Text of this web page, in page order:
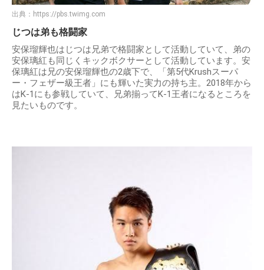
出典： https://pbs.twimg.com
じつは弟も格闘家
安保瑠輝也はじつは兄弟で格闘家として活動していて、弟の
安保璃紅も同じくキックボクサーとして活動しています。安
保璃紅は兄の安保瑠輝也の2歳下で、「第5代Krushスーパ
ー・フェザー級王者」にも輝いた実力の持ち主。2018年から
はK-1にも参戦していて、兄弟揃ってK-1王者になるところを
見たいものです。